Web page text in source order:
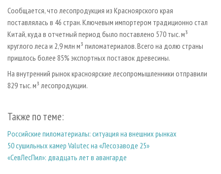
ИНСТРУМЕНТ И МАТЕРИАЛЫ
БИБЛИОТЕКА СПЕЦИАЛИСТА
Сообщается, что лесопродукция из Красноярского края
поставлялась в 46 стран. Ключевым импортером традиционно стал
Китай, куда в отчетный период было поставлено 570 тыс. м³
круглого леса и 2,9 млн м³ пиломатериалов. Всего на долю страны
пришлось более 85% экспортных поставок древесины.
На внутренний рынок красноярские лесопромышленники отправили
829 тыс. м³ лесопродукции.
Также по теме:
Российские пиломатериалы: ситуация на внешних рынках
50 сушильных камер Valutec на «Лесозаводе 25»
«СевЛесПил»: двадцать лет в авангарде